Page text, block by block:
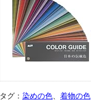
タグ： 染めの色、 着物の色